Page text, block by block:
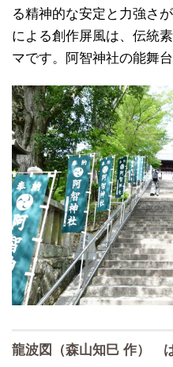
る精神的な安定と力強さ
による創作屏風は、伝統
マです。阿智神社の能舞台
龍波図（森山知巳 作）